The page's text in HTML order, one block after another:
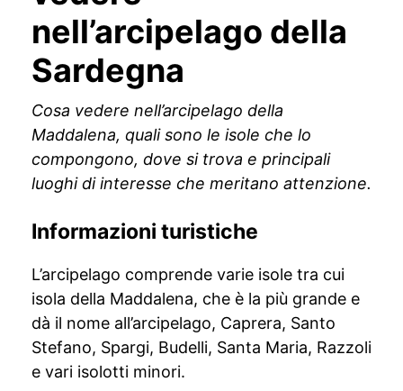
nell’arcipelago della
Sardegna
Cosa vedere nell’arcipelago della
Maddalena, quali sono le isole che lo
compongono, dove si trova e principali
luoghi di interesse che meritano attenzione.
Informazioni turistiche
L’arcipelago comprende varie isole tra cui
isola della Maddalena, che è la più grande e
dà il nome all’arcipelago, Caprera, Santo
Stefano, Spargi, Budelli, Santa Maria, Razzoli
e vari isolotti minori.